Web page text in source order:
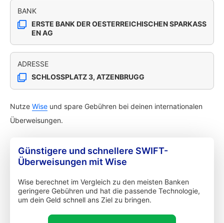
BANK
ERSTE BANK DER OESTERREICHISCHEN SPARKASS
EN AG
ADRESSE
SCHLOSSPLATZ 3, ATZENBRUGG
Nutze Wise und spare Gebühren bei deinen internationalen
Überweisungen.
Günstigere und schnellere SWIFT-
Überweisungen mit Wise
Wise berechnet im Vergleich zu den meisten Banken
geringere Gebühren und hat die passende Technologie,
um dein Geld schnell ans Ziel zu bringen.